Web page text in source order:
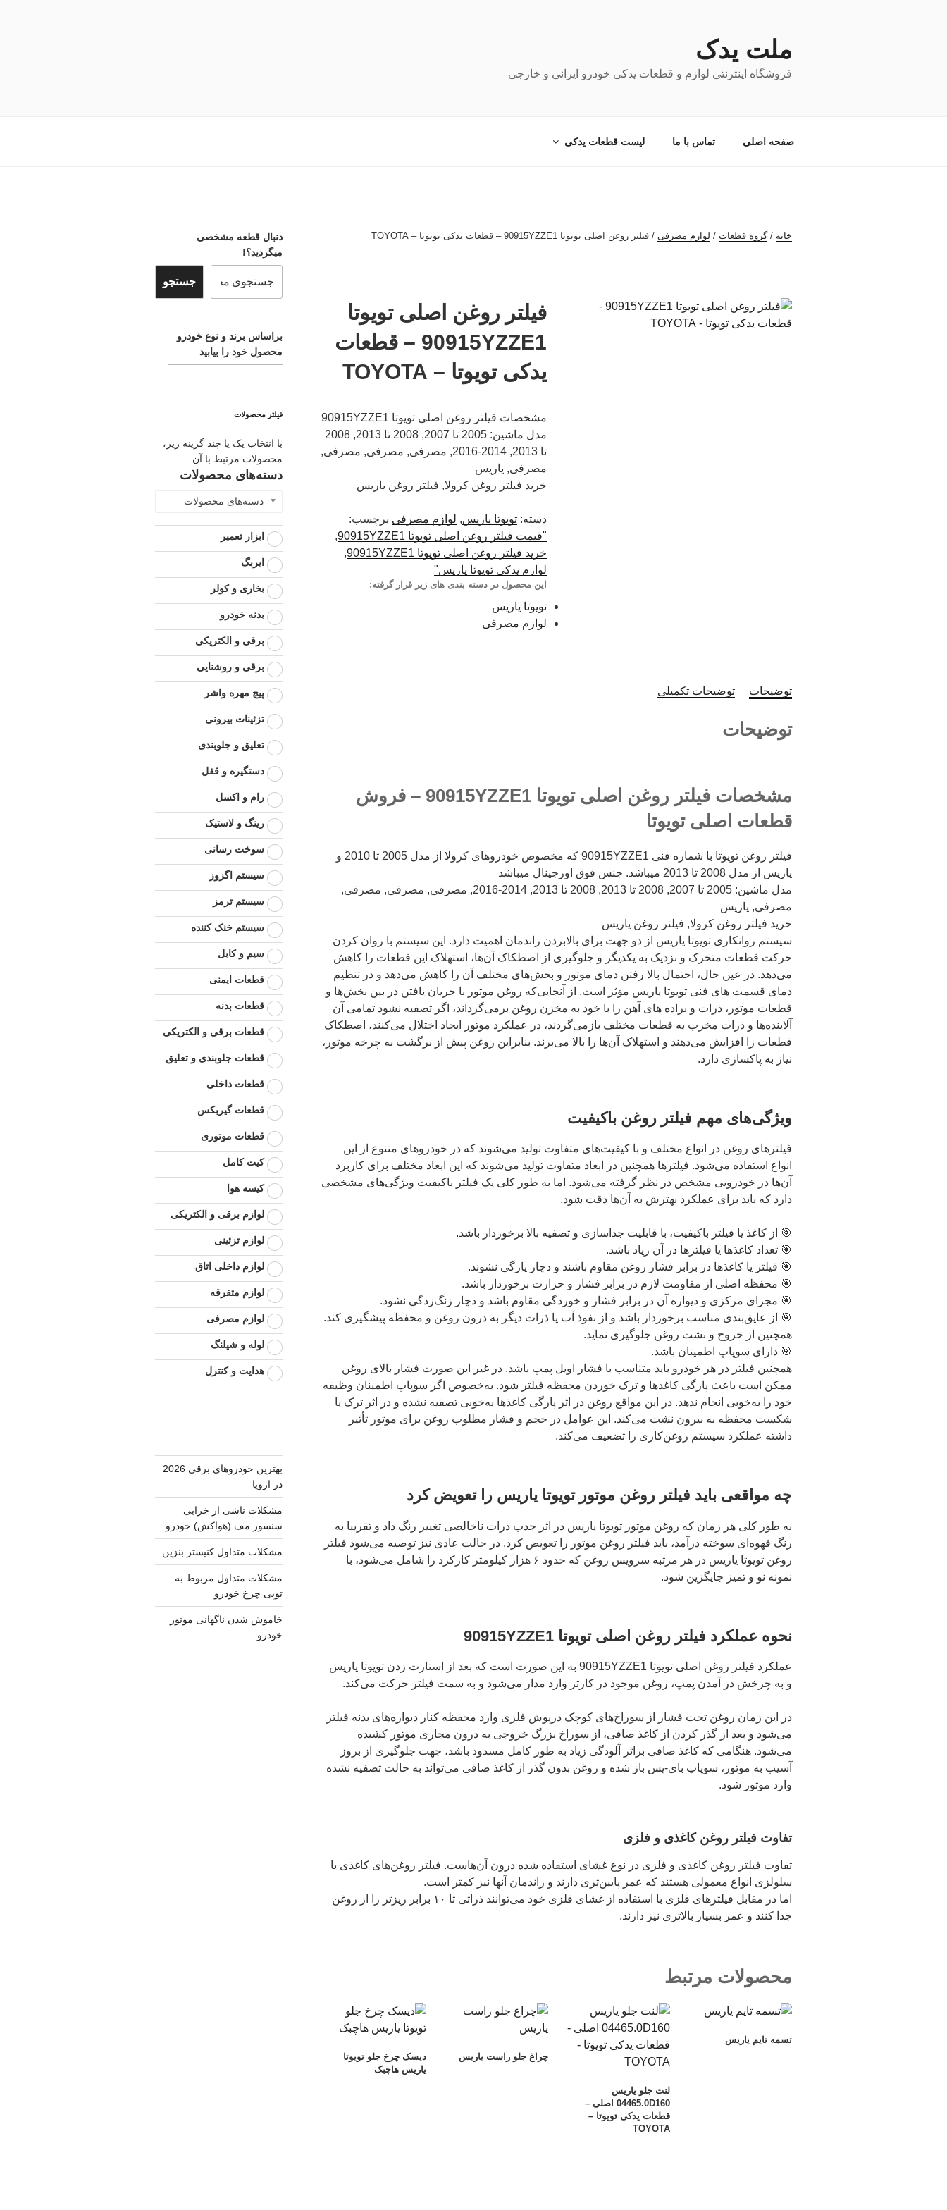
ملت یدک
فروشگاه اینترنتی لوازم و قطعات یدکی خودرو ایرانی و خارجی
صفحه اصلی تماس با ما لیست قطعات یدکی
خانه /گروه قطعات / لوازم مصرفی / فیلتر روغن اصلی تویوتا 90915YZZE1 – قطعات یدکی تویوتا – TOYOTA
فیلتر روغن اصلی تویوتا
90915YZZE1 – قطعات
یدکی تویوتا – TOYOTA
مشخصات فیلتر روغن اصلی تویوتا 90915YZZE1
مدل ماشین: 2005 تا 2007, 2008 تا 2013, 2008
تا 2013, 2014-2016, مصرفی, مصرفی, مصرفی,
مصرفی, یاریس
خرید فیلتر روغن کرولا, فیلتر روغن یاریس
دسته: تویوتا یاریس, لوازم مصرفی برچسب:
"قیمت فیلتر روغن اصلی تویوتا 90915YZZE1
,
خرید فیلتر روغن اصلی تویوتا 90915YZZE1
,
لوازم یدکی تویوتا یاریس"
این محصول در دسته بندی های زیر قرار گرفته:
تویوتا یاریس
لوازم مصرفی
توضیحات توضیحات تکمیلی
توضیحات
مشخصات فیلتر روغن اصلی تویوتا 90915YZZE1 – فروش
قطعات اصلی تویوتا
فیلتر روغن تویوتا با شماره فنی 90915YZZE1 که مخصوص خودروهای کرولا از مدل 2005 تا 2010 و
یاریس از مدل 2008 تا 2013 میباشد. جنس فوق اورجینال میباشد
مدل ماشین: 2005 تا 2007, 2008 تا 2013, 2008 تا 2013, 2014-2016, مصرفی, مصرفی, مصرفی,
مصرفی, یاریس
خرید فیلتر روغن کرولا, فیلتر روغن یاریس
سیستم روانکاری تویوتا یاریس از دو جهت برای بالابردن راندمان اهمیت دارد. این سیستم با روان کردن
حرکت قطعات متحرک و نزدیک به یکدیگر و جلوگیری از اصطکاک آن‌ها، استهلاک این قطعات را کاهش
می‌دهد. در عین حال، احتمال بالا رفتن دمای موتور و بخش‌های مختلف آن را کاهش می‌دهد و در تنظیم
دمای قسمت های فنی تویوتا یاریس مؤثر است. از آنجایی‌که روغن موتور با جریان یافتن در بین بخش‌ها و
قطعات موتور، ذرات و براده های آهن را با خود به مخزن روغن برمی‌گرداند، اگر تصفیه نشود تمامی آن
آلاینده‌ها و ذرات مخرب به قطعات مختلف بازمی‌گردند، در عملکرد موتور ایجاد اختلال می‌کنند، اصطکاک
قطعات را افزایش می‌دهند و استهلاک آن‌ها را بالا می‌برند. بنابراین روغن پیش از برگشت به چرخه موتور،
نیاز به پاکسازی دارد.
ویژگی‌های مهم فیلتر روغن باکیفیت
فیلترهای روغن در انواع مختلف و با کیفیت‌های متفاوت تولید می‌شوند که در خودروهای متنوع از این
انواع استفاده می‌شود. فیلترها همچنین در ابعاد متفاوت تولید می‌شوند که این ابعاد مختلف برای کاربرد
آن‌ها در خودرویی مشخص در نظر گرفته می‌شود. اما به طور کلی یک فیلتر باکیفیت ویژگی‌های مشخصی
دارد که باید برای عملکرد بهترش به آن‌ها دقت شود.
🎯 از کاغذ یا فیلتر باکیفیت، با قابلیت جداسازی و تصفیه بالا برخوردار باشد.
🎯 تعداد کاغذ‌ها یا فیلترها در آن زیاد باشد.
🎯 فیلتر یا کاغذ‌ها در برابر فشار روغن مقاوم باشند و دچار پارگی نشوند.
🎯 محفظه اصلی از مقاومت لازم در برابر فشار و حرارت برخوردار باشد.
🎯 مجرای مرکزی و دیواره آن در برابر فشار و خوردگی مقاوم باشد و دچار زنگ‌زدگی نشود.
🎯 از عایق‌بندی مناسب برخوردار باشد و از نفوذ آب یا ذرات دیگر به درون روغن و محفظه پیشگیری کند.
همچنین از خروج و نشت روغن جلوگیری نماید.
🎯 دارای سوپاپ اطمینان باشد.
همچنین فیلتر در هر خودرو باید متناسب با فشار اویل پمپ باشد. در غیر این صورت فشار بالای روغن
ممکن است باعث پارگی کاغذ‌ها و ترک خوردن محفظه فیلتر شود. به‌خصوص اگر سوپاپ اطمینان وظیفه
خود را به‌خوبی انجام ندهد. در این مواقع روغن در اثر پارگی کاغذ‌ها به‌خوبی تصفیه نشده و در اثر ترک یا
شکست محفظه به بیرون نشت می‌کند. این عوامل در حجم و فشار مطلوب روغن برای موتور تأثیر
داشته عملکرد سیستم روغن‌کاری را تضعیف می‌کند.
چه مواقعی باید فیلتر روغن موتور تویوتا یاریس را تعویض کرد
به طور کلی هر زمان که روغن موتور تویوتا یاریس در اثر جذب ذرات ناخالصی تغییر رنگ داد و تقریبا به
رنگ قهوه‌ای سوخته درآمد، باید فیلتر روغن موتور را تعویض کرد. در حالت عادی نیز توصیه می‌شود فیلتر
روغن تویوتا یاریس در هر مرتبه سرویس روغن که حدود ۶ هزار کیلومتر کارکرد را شامل می‌شود، با
نمونه نو و تمیز جایگزین شود.
نحوه عملکرد فیلتر روغن اصلی تویوتا 90915YZZE1
عملکرد فیلتر روغن اصلی تویوتا 90915YZZE1 به این صورت است که بعد از استارت زدن تویوتا یاریس
و به چرخش در آمدن پمپ، روغن موجود در کارتر وارد مدار می‌شود و به سمت فیلتر حرکت می‌کند.
در این زمان روغن تحت فشار از سوراخ‌های کوچک درپوش فلزی وارد محفظه کنار دیواره‌های بدنه فیلتر
می‌شود و بعد از گذر کردن از کاغذ صافی، از سوراخ بزرگ خروجی به درون مجاری موتور کشیده
می‌شود. هنگامی که کاغذ صافی براثر آلودگی زیاد به طور کامل مسدود باشد، جهت جلوگیری از بروز
آسیب به موتور، سوپاپ بای-پس باز شده و روغن بدون گذر از کاغذ صافی می‌تواند به حالت تصفیه نشده
وارد موتور شود.
تفاوت فیلتر روغن کاغذی و فلزی
تفاوت فیلتر روغن کاغذی و فلزی در نوع غشای استفاده شده درون آن‌هاست. فیلتر روغن‌های کاغذی یا
سلولزی انواع معمولی هستند که عمر پایین‌تری دارند و راندمان آنها نیز کمتر است.
اما در مقابل فیلترهای فلزی با استفاده از غشای فلزی خود می‌توانند ذراتی تا ۱۰ برابر ریزتر را از روغن
جدا کنند و عمر بسیار بالاتری نیز دارند.
محصولات مرتبط
تسمه تایم یاریس
لنت جلو یاریس
04465.0D160 اصلی –
قطعات یدکی تویوتا –
TOYOTA
چراغ جلو راست یاریس
دیسک چرخ جلو تویوتا
یاریس هاچبک
دنبال قطعه مشخصی
میگردید؟!
جستجو
براساس برند و نوع خودرو
محصول خود را بیابید
فیلتر محصولات
با انتخاب یک یا چند گزینه زیر،
محصولات مرتبط با آن
دسته‌های محصولات
دسته‌های محصولات
ابزار تعمیر
ایربگ
بخاری و کولر
بدنه خودرو
برقی و الکتریکی
برقی و روشنایی
پیچ مهره واشر
تزئینات بیرونی
تعلیق و جلوبندی
دستگیره و قفل
رام و اکسل
رینگ و لاستیک
سوخت رسانی
سیستم اگزوز
سیستم ترمز
سیستم خنک کننده
سیم و کابل
قطعات ایمنی
قطعات بدنه
قطعات برقی و الکتریکی
قطعات جلوبندی و تعلیق
قطعات داخلی
قطعات گیربکس
قطعات موتوری
کیت کامل
کیسه هوا
لوازم برقی و الکتریکی
لوازم تزئینی
لوازم داخلی اتاق
لوازم متفرقه
لوازم مصرفی
لوله و شیلنگ
هدایت و کنترل
بهترین خودروهای برقی 2026
در اروپا
مشکلات ناشی از خرابی
سنسور مف (هواکش) خودرو
مشکلات متداول کنیستر بنزین
مشکلات متداول مربوط به
توپی چرخ خودرو
خاموش شدن ناگهانی موتور
خودرو